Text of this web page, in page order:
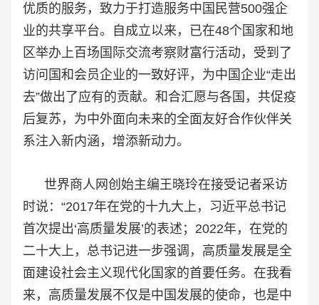
优质的服务，致力于打造服务中国民营500强企
业的共享平台。自成立以来，已在48个国家和地
区举办上百场国际交流考察财富行活动，受到了
访问国和会员企业的一致好评，为中国企业“走出
去”做出了应有的贡献。和合汇愿与各国，共促疫
后复苏，为中外面向未来的全面友好合作伙伴关
系注入新内涵，增添新动力。
世界商人网创始主编王晓玲在接受记者采访
时说：“2017年在党的十九大上，习近平总书记
首次提出‘高质量发展’的表述；2022年，在党的
二十大上，总书记进一步强调，高质量发展是全
面建设社会主义现代化国家的首要任务。 在我看
来，高质量发展不仅是中国发展的使命，也是中